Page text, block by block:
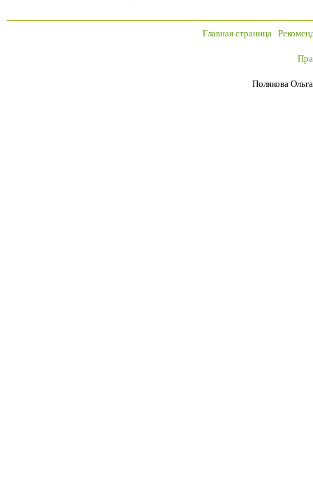
Главная страница
Полякова